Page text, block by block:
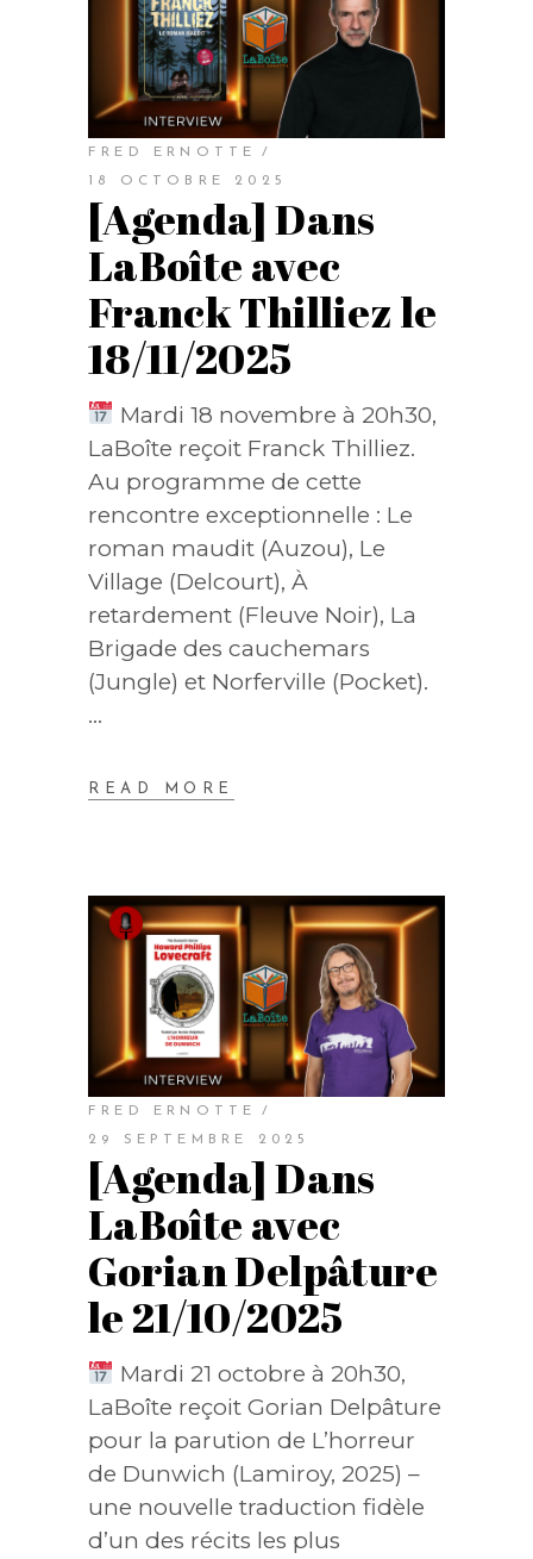
FRED ERNOTTE
18 OCTOBRE 2025
[Agenda] Dans
LaBoîte avec
Franck Thilliez le
18/11/2025
Mardi 18 novembre à 20h30,
LaBoîte reçoit Franck Thilliez.
Au programme de cette
rencontre exceptionnelle : Le
roman maudit (Auzou), Le
Village (Delcourt), À
retardement (Fleuve Noir), La
Brigade des cauchemars
(Jungle) et Norferville (Pocket).
READ MORE
FRED ERNOTTE
29 SEPTEMBRE 2025
[Agenda] Dans
LaBoîte avec
Gorian Delpâture
le 21/10/2025
Mardi 21 octobre à 20h30,
LaBoîte reçoit Gorian Delpâture
pour la parution de L’horreur
de Dunwich (Lamiroy, 2025) –
une nouvelle traduction fidèle
d’un des récits les plus